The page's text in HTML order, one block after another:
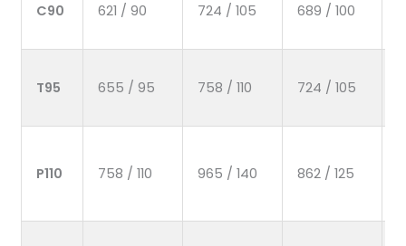
C90 621 / 90 724 / 105 689 / 100
T95 655 / 95 758 / 110 724 / 105
P110 758 / 110 965 / 140 862 / 125